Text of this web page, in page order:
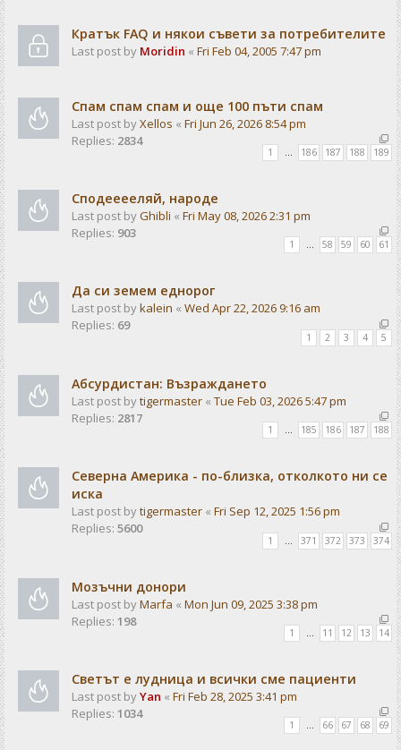
Кратък FAQ и някои съвети за потребителите
Last post by Moridin « Fri Feb 04, 2005 7:47 pm
Спам спам спам и още 100 пъти спам
Last post byXellos « Fri Jun 26, 2026 8:54 pm
Replies: 2834
1 … 186 187 188 189
Сподееееляй, народе
Last post byGhibli « Fri May 08, 2026 2:31 pm
Replies: 903
1 … 58 59 60 61
Да си земем еднорог
Last post bykalein « Wed Apr 22, 2026 9:16 am
Replies: 69
1 2 3 4 5
Абсурдистан: Възраждането
Last post bytigermaster « Tue Feb 03, 2026 5:47 pm
Replies: 2817
1 … 185 186 187 188
Северна Америка - по-близка, отколкото ни се
иска
Last post bytigermaster « Fri Sep 12, 2025 1:56 pm
Replies: 5600
1 371 372 373 374
Мозъчни донори
Last post byMarfa « Mon Jun 09, 2025 3:38 pm
Replies: 198
1 … 11 12 13 14
Светът е лудница и всички сме пациенти
Last post byYan « Fri Feb 28, 2025 3:41 pm
Replies: 1034
1 … 66 67 68 69